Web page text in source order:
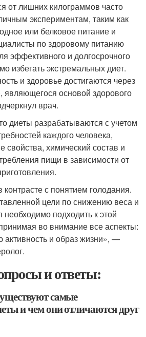
от лишних килограммов часто
экспериментам, таким как
или белковое питание и
по здоровому питанию
эффективного и долгосрочного
избегать экстремальных диет.
и здоровье достигаются через
являющегося основой здорового
врач.
диеты разрабатываются с учетом
каждого человека,
свойства, химический состав и
пищи в зависимости от
контрасте с понятием голодания.
цели по снижению веса и
подходить к этой
во внимание все аспекты:
активность и образ жизни», —
и ответы:
самые
и чем они отличаются друг